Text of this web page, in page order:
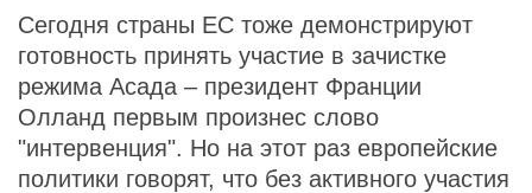
Сегодня страны ЕС тоже демонстрируют
готовность принять участие в зачистке
режима Асада – президент Франции
Олланд первым произнес слово
"интервенция". Но на этот раз европейские
политики говорят, что без активного участия